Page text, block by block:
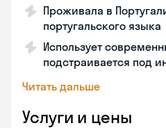
Проживала в
португальского языка
Использует
подстраивается под
Читать дальше
Услуги и цены